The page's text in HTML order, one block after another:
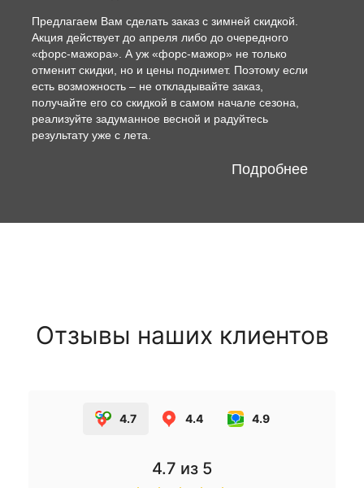
Предлагаем Вам сделать заказ с зимней скидкой.
Акция действует до апреля либо до очередного
«форс-мажора». А уж «форс-мажор» не только
отменит скидки, но и цены поднимет. Поэтому если
есть возможность – не откладывайте заказ,
получайте его со скидкой в самом начале сезона,
реализуйте задуманное весной и радуйтесь
результату уже с лета.
Подробнее
Отзывы наших клиентов
4.7 4.4 4.9
4.7 из 5